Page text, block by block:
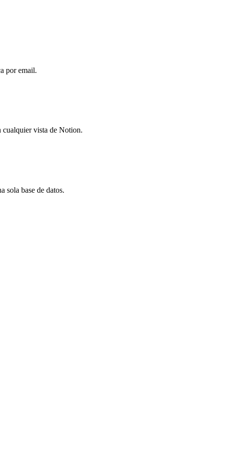
por email.
cualquier vista de Notion.
sola base de datos.